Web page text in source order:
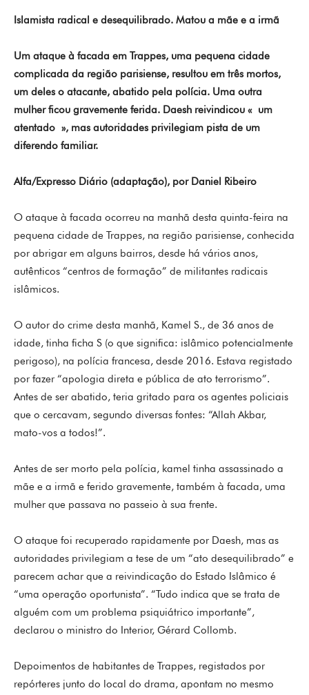
Islamista radical e desequilibrado. Matou a mãe e a irmã
Um ataque à facada em Trappes, uma pequena cidade
complicada da região parisiense, resultou em três mortos,
um deles o atacante, abatido pela polícia. Uma outra
mulher ficou gravemente ferida. Daesh reivindicou « um
atentado », mas autoridades privilegiam pista de um
diferendo familiar.
Alfa/Expresso Diário (adaptação), por Daniel Ribeiro
O ataque à facada ocorreu na manhã desta quinta-feira na
pequena cidade de Trappes, na região parisiense, conhecida
por abrigar em alguns bairros, desde há vários anos,
autênticos “centros de formação” de militantes radicais
islâmicos.
O autor do crime desta manhã, Kamel S., de 36 anos de
idade, tinha ficha S (o que significa: islâmico potencialmente
perigoso), na polícia francesa, desde 2016. Estava registado
por fazer “apologia direta e pública de ato terrorismo”.
Antes de ser abatido, teria gritado para os agentes policiais
que o cercavam, segundo diversas fontes: “Allah Akbar,
mato-vos a todos!”.
Antes de ser morto pela polícia, kamel tinha assassinado a
mãe e a irmã e ferido gravemente, também à facada, uma
mulher que passava no passeio à sua frente.
O ataque foi recuperado rapidamente por Daesh, mas as
autoridades privilegiam a tese de um “ato desequilibrado” e
parecem achar que a reivindicação do Estado Islâmico é
“uma operação oportunista”. “Tudo indica que se trata de
alguém com um problema psiquiátrico importante”,
declarou o ministro do Interior, Gérard Collomb.
Depoimentos de habitantes de Trappes, registados por
repórteres junto do local do drama, apontam no mesmo